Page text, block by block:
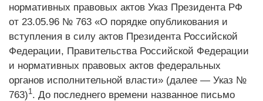
нормативных правовых актов Указ Президента РФ
от 23.05.96 № 763 «О порядке опубликования и
вступления в силу актов Президента Российской
Федерации, Правительства Российской Федерации
и нормативных правовых актов федеральных
органов исполнительной власти» (далее — Указ №
763)1. До последнего времени названное письмо